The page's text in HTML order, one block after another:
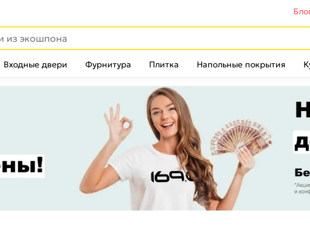
Входные двери Фурнитура Плитка Напольные покрытия